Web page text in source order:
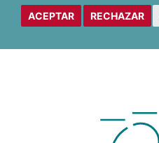
ACEPTAR RECHAZAR